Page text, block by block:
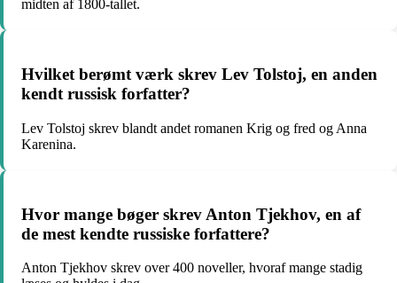
midten af 1800-tallet.
Hvilket berømt værk skrev Lev Tolstoj, en anden
kendt russisk forfatter?
Lev Tolstoj skrev blandt andet romanen Krig og fred og Anna
Karenina.
Hvor mange bøger skrev Anton Tjekhov, en af
de mest kendte russiske forfattere?
Anton Tjekhov skrev over 400 noveller, hvoraf mange stadig